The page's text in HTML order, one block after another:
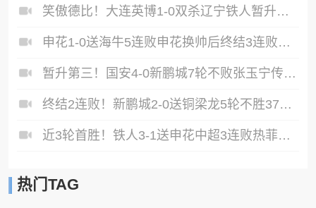
笑傲德比！大连英博1-0双杀辽宁铁人暂升第2斯坦丘远射制胜
申花1-0送海牛5连败申花换帅后终结3连败阿苏埃助攻徐皓阳制胜
暂升第三！国安4-0新鹏城7轮不败张玉宁传射达万双响法比奥破门
终结2连败！新鹏城2-0送铜梁龙5轮不胜37岁姜至鹏破门韦斯利建功
近3轮首胜！铁人3-1送申花中超3连败热菲尼奥双响邦本宜裕传射
热门TAG